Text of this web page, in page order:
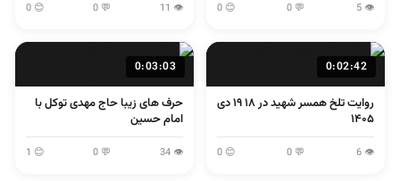
👁 5
💬 0
😊 0
👁 11
💬 0
😊 0
0:02:42
روایت تلخ همسر شهید در ۱۸ ۱۹ دی
۱۴۰۵
👁 6
💬 0
😊 0
0:03:03
حرف های زیبا حاج مهدی توکل با
امام حسین
👁 34
💬 0
😊 1